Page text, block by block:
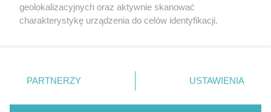
Zapisz się »
geolokalizacyjnych oraz aktywnie skanować
charakterystykę urządzenia do celów identyfikacji.
zmienić/wycofać klikając przycisk ustawień prywatności
znajdujący się w lewym dolnym rogu strony
. Niektóre
PARTNERZY USTAWIENIA